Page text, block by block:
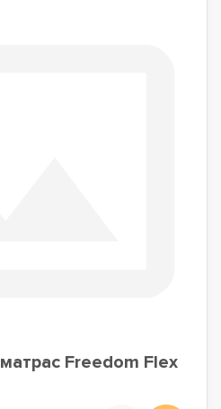
Freedom Flex